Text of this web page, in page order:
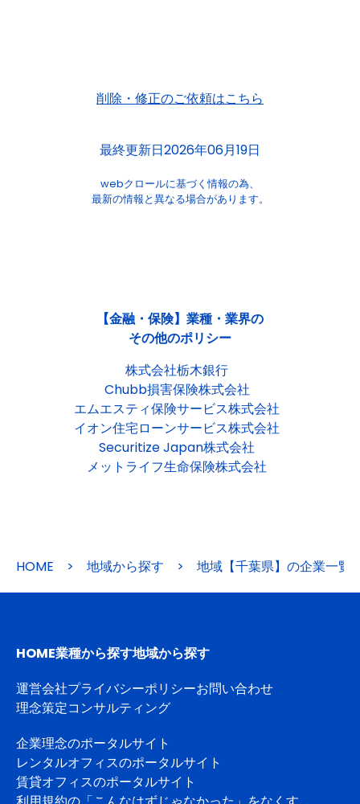
削除・修正のご依頼はこちら
最終更新日2026年06月19日
webクロールに基づく情報の為、
最新の情報と異なる場合があります。
【金融・保険】業種・業界の
その他のポリシー
株式会社栃木銀行
Chubb損害保険株式会社
エムエスティ保険サービス株式会社
イオン住宅ローンサービス株式会社
Securitize Japan株式会社
メットライフ生命保険株式会社
HOME > 地域から探す > 地域【千葉県】の企業一覧
HOME業種から探す地域から探す
運営会社プライバシーポリシーお問い合わせ
理念策定コンサルティング
企業理念のポータルサイト
レンタルオフィスのポータルサイト
賃貸オフィスのポータルサイト